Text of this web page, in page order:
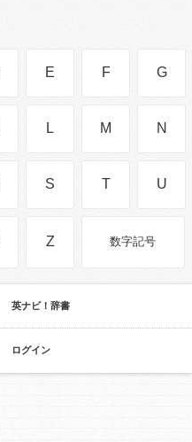
E F G
L M N
S T U
Z 数字記号
英ナビ！辞書
ログイン